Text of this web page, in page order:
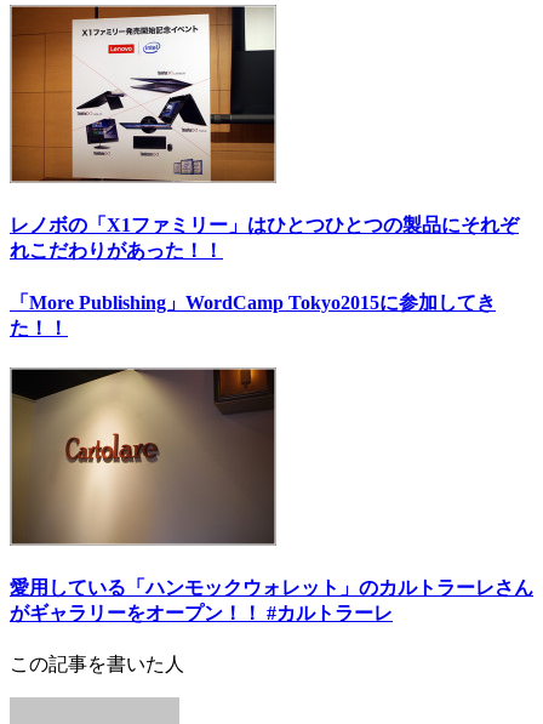
レノボの「X1ファミリー」はひとつひとつの製品にそれぞ
れこだわりがあった！！
「More Publishing」WordCamp Tokyo2015に参加してき
た！！
愛用している「ハンモックウォレット」のカルトラーレさん
がギャラリーをオープン！！ #カルトラーレ
この記事を書いた人